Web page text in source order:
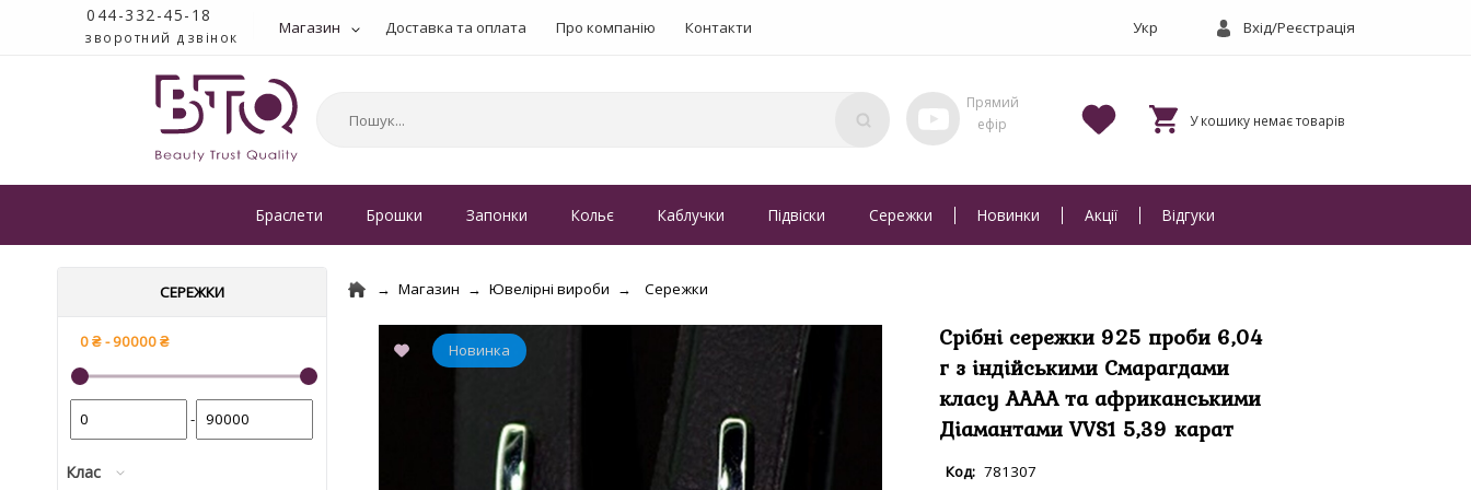
044-332-45-18
зворотний дзвінок Магазин Доставка та оплата Про компанію Контакти Вхід/Реєстрація
Браслети Брошки Запонки Кольє Каблучки Підвіски Сережки Новинки Акції Відгуки
СЕРЕЖКИ
-
Клас
Магазин Ювелірні вироби Сережки
Срібні сережки 925 проби 6,04
г з індійськими Смарагдами
класу АААА та африканськими
Діамантами VVS1 5,39 карат
781307